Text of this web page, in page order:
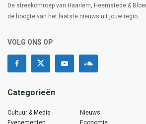
De streekomroep van Haarlem, Heemstede &
de hoogte van het laatste nieuws uit jouw regio.
VOLG ONS OP
Categorieën
Cultuur & Media
Evenementen
Nieuws
Economie